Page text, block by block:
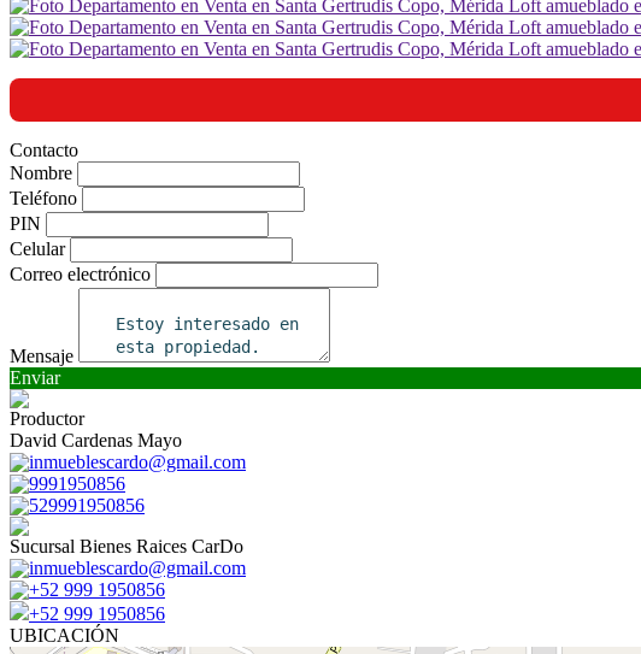
Contacto
Nombre
Teléfono
PIN
Celular
Correo electrónico
Mensaje
Enviar
Productor
David Cardenas Mayo
inmueblescardo@gmail.com
9991950856
529991950856
Sucursal Bienes Raices CarDo
inmueblescardo@gmail.com
+52 999 1950856
+52 999 1950856
UBICACIÓN